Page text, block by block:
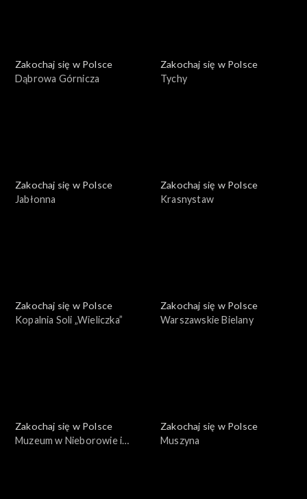
Zakochaj się w Polsce
Dąbrowa Górnicza
Zakochaj się w Polsce
Tychy
Zakochaj się w Polsce
Jabłonna
Zakochaj się w Polsce
Krasnystaw
Zakochaj się w Polsce
Kopalnia Soli „Wieliczka”
Zakochaj się w Polsce
Warszawskie Bielany
Zakochaj się w Polsce
Muzeum w Nieborowie i
Zakochaj się w Polsce
Muszyna